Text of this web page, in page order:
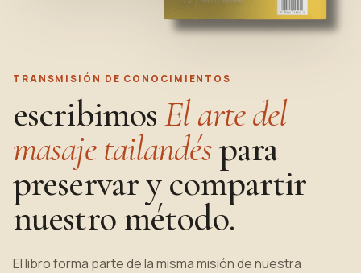
TRANSMISIÓN DE CONOCIMIENTOS
escribimosEl arte del
masaje tailandéspara
preservar y compartir
nuestro método.
El libro forma parte de la misma misión de nuestra